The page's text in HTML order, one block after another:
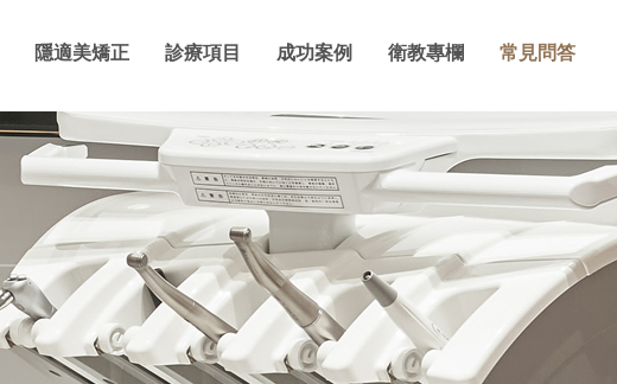
隱適美矯正 診療項目 成功案例 衛教專欄 常見問答